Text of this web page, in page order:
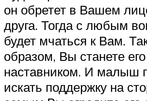
он обретет в Вашем
друга. Тогда с любым
будет мчаться к Вам.
образом, Вы станете его
наставником. И малыш
искать поддержку на